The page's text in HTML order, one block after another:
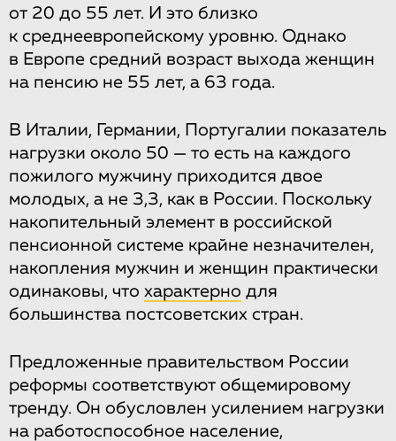
от 20 до 55 лет. И это близко
к среднеевропейскому уровню. Однако
в Европе средний возраст выхода женщин
на пенсию не 55 лет, а 63 года.
В Италии, Германии, Португалии показатель
нагрузки около 50 — то есть на каждого
пожилого мужчину приходится двое
молодых, а не 3,3, как в России. Поскольку
накопительный элемент в российской
пенсионной системе крайне незначителен,
накопления мужчин и женщин практически
одинаковы, что характерно для
большинства постсоветских стран.
Предложенные правительством России
реформы соответствуют общемировому
тренду. Он обусловлен усилением нагрузки
на работоспособное население,